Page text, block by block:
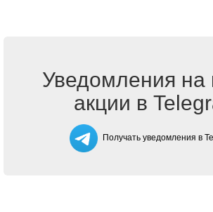
Уведомления на
акции в
Получать уведомления в